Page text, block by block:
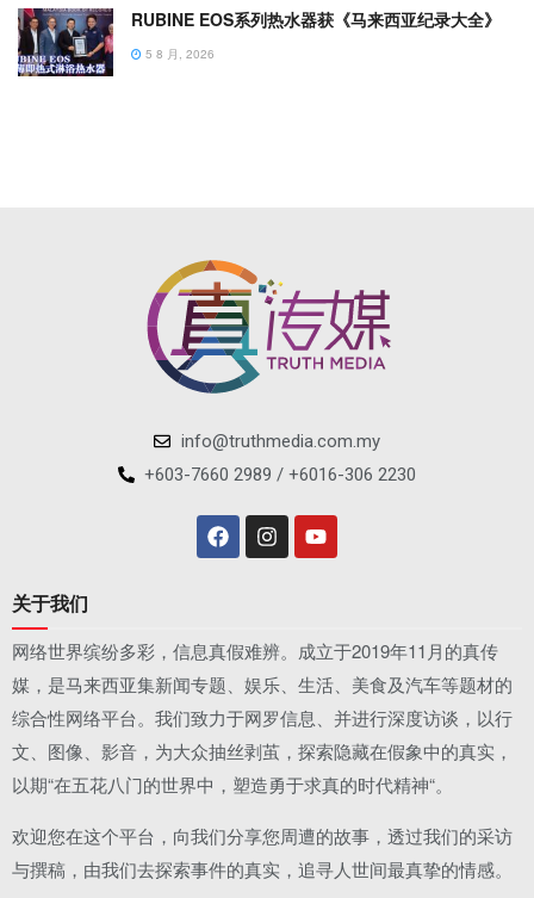
RUBINE EOS系列热水器获《马来西亚纪录大全》
5 8 月, 2026
info@truthmedia.com.my
+603-7660 2989 / +6016-306 2230
关于我们
网络世界缤纷多彩，信息真假难辨。成立于2019年11月的真传
媒，是马来西亚集新闻专题、娱乐、生活、美食及汽车等题材的
综合性网络平台。我们致力于网罗信息、并进行深度访谈，以行
文、图像、影音，为大众抽丝剥茧，探索隐藏在假象中的真实，
以期“在五花八门的世界中，塑造勇于求真的时代精神“。
欢迎您在这个平台，向我们分享您周遭的故事，透过我们的采访
与撰稿，由我们去探索事件的真实，追寻人世间最真挚的情感。